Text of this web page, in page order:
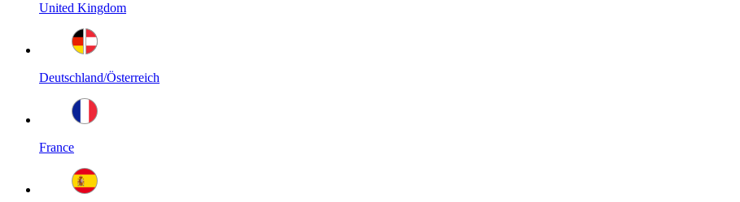
United Kingdom
Deutschland/Österreich
France